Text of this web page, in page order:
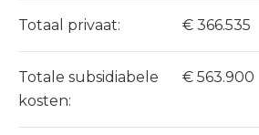
Totaal privaat: € 366.535
Totale subsidiabele
kosten:
€ 563.900